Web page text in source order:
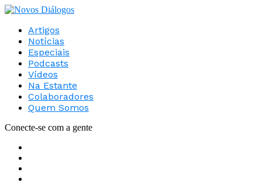
Artigos
Notícias
Especiais
Podcasts
Vídeos
Na Estante
Colaboradores
Quem Somos
Conecte-se com a gente